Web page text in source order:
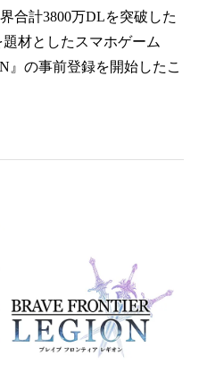
合計3800万DLを突破した
題材としたスマホゲーム
』の事前登録を開始したこ